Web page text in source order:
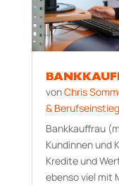
vonChris
& Berufseinstieg
Bankkauffrau
Kundinnen und
Kredite und
ebenso viel mit